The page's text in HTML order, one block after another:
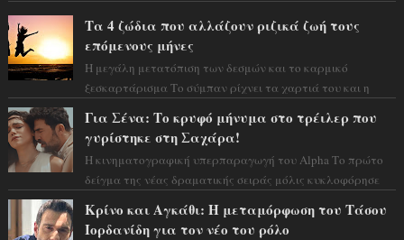
Τα 4 ζώδια που αλλάζουν ριζικά ζωή τους
επόμενους μήνες
Η μεγάλη μετατόπιση των δεσμών και το καρμικό
ξεσκαρτάρισμα Το σύμπαν ρίχνει τα χαρτιά του και η
Για Σένα: Το κρυφό μήνυμα στο τρέιλερ που
γυρίστηκε στη Σαχάρα!
Η κινηματογραφική υπερπαραγωγή του Alpha Το πρώτο
δείγμα της νέας δραματικής σειράς μόλις κυκλοφόρησε
Κρίνο και Αγκάθι: Η μεταμόρφωση του Τάσου
Ιορδανίδη για τον νέο του ρόλο